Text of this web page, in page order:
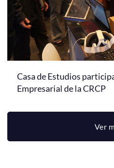
Casa de Estudios
Empresarial de la CRCP
Ver